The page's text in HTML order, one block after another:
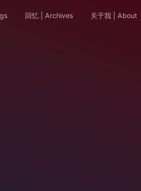
回忆 | Archives 关于我 | About